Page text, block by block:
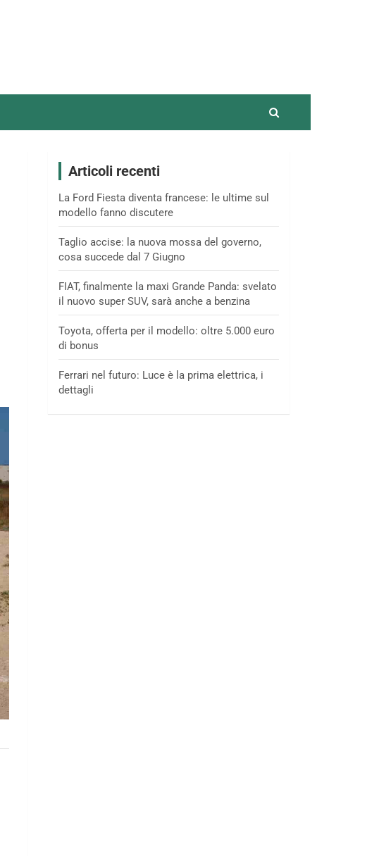
Articoli recenti
La Ford Fiesta diventa francese: le ultime sul
modello fanno discutere
Taglio accise: la nuova mossa del governo,
cosa succede dal 7 Giugno
FIAT, finalmente la maxi Grande Panda: svelato
il nuovo super SUV, sarà anche a benzina
Toyota, offerta per il modello: oltre 5.000 euro
di bonus
Ferrari nel futuro: Luce è la prima elettrica, i
dettagli